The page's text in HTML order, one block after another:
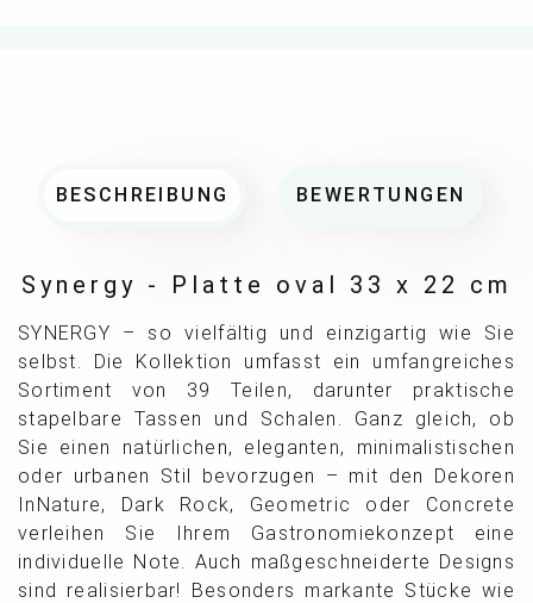
BESCHREIBUNG BEWERTUNGEN
Synergy - Platte oval 33 x 22 cm
SYNERGY – so vielfältig und einzigartig wie Sie
selbst. Die Kollektion umfasst ein umfangreiches
Sortiment von 39 Teilen, darunter praktische
stapelbare Tassen und Schalen. Ganz gleich, ob
Sie einen natürlichen, eleganten, minimalistischen
oder urbanen Stil bevorzugen – mit den Dekoren
InNature, Dark Rock, Geometric oder Concrete
verleihen Sie Ihrem Gastronomiekonzept eine
individuelle Note. Auch maßgeschneiderte Designs
sind realisierbar! Besonders markante Stücke wie